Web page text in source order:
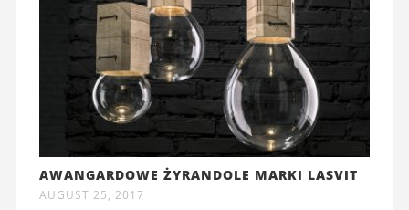
AWANGARDOWE ŻYRANDOLE MARKI LASVIT
AUGUST 25, 2017